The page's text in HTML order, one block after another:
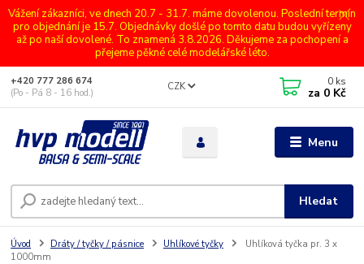
Vážení zákazníci, ve dnech 20.7 - 31.7. máme dovolenou. Poslední termín
pro objednání je 15.7. Objednávky došlé po tomto datu budou vyřízeny
až po naší dovolené. To znamená 3.8.2026. Děkujeme za pochopení a
přejeme pěkné celé modelářské léto.
Menu
CZK
Hledat
+420 777 286 674
(Po - Pá 8 - 16 hod.)
0 ks
za 0 Kč
Úvod Dráty / tyčky / pásnice Uhlíkové tyčky
Uhlíková tyčka pr. 3 x
1000mm